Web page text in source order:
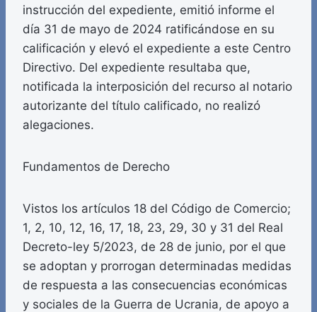
instrucción del expediente, emitió informe el
día 31 de mayo de 2024 ratificándose en su
calificación y elevó el expediente a este Centro
Directivo. Del expediente resultaba que,
notificada la interposición del recurso al notario
autorizante del título calificado, no realizó
alegaciones.
Fundamentos de Derecho
Vistos los artículos 18 del Código de Comercio;
1, 2, 10, 12, 16, 17, 18, 23, 29, 30 y 31 del Real
Decreto-ley 5/2023, de 28 de junio, por el que
se adoptan y prorrogan determinadas medidas
de respuesta a las consecuencias económicas
y sociales de la Guerra de Ucrania, de apoyo a